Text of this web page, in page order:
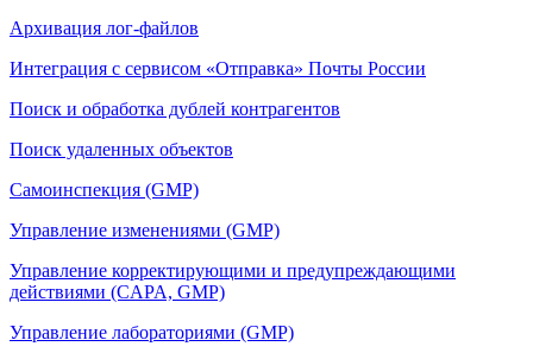
Архивация лог-файлов
Интеграция с сервисом «Отправка» Почты России
Поиск и обработка дублей контрагентов
Поиск удаленных объектов
Самоинспекция (GMP)
Управление изменениями (GMP)
Управление корректирующими и предупреждающими
действиями (CAPA, GMP)
Управление лабораториями (GMP)